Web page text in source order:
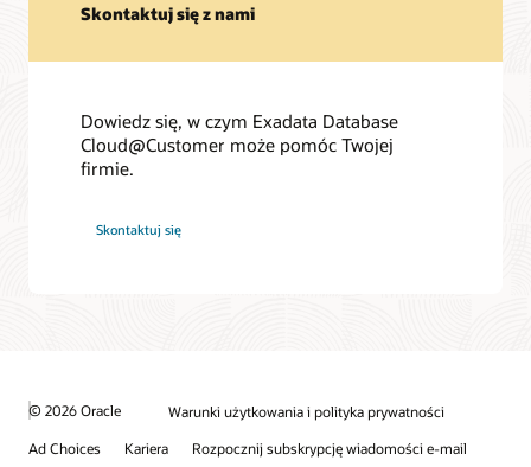
Skontaktuj się z nami
Dowiedz się, w czym Exadata Database
Cloud@Customer może pomóc Twojej
firmie.
Skontaktuj się
© 2026 Oracle
Warunki użytkowania i polityka prywatności
Ad Choices
Kariera Rozpocznij subskrypcję wiadomości e-mail